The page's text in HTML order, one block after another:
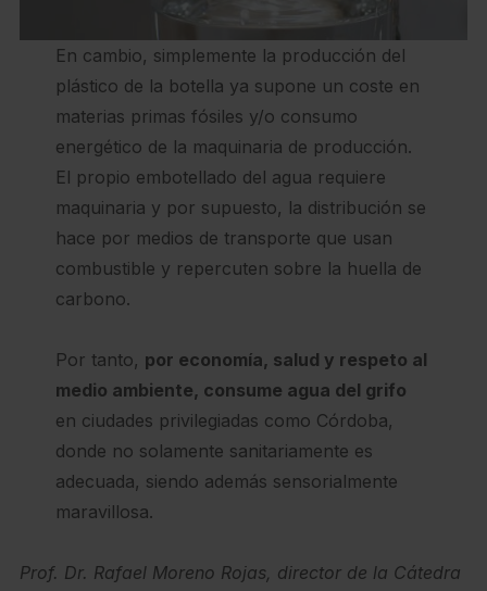
En cambio, simplemente la producción del
plástico de la botella ya supone un coste en
materias primas fósiles y/o consumo
energético de la maquinaria de producción.
El propio embotellado del agua requiere
maquinaria y por supuesto, la distribución se
hace por medios de transporte que usan
combustible y repercuten sobre la huella de
carbono.
Por tanto, por economía, salud y respeto al
medio ambiente, consume agua del grifo
en ciudades privilegiadas como Córdoba,
donde no solamente sanitariamente es
adecuada, siendo además sensorialmente
maravillosa.
Prof. Dr. Rafael Moreno Rojas, director de la Cátedra